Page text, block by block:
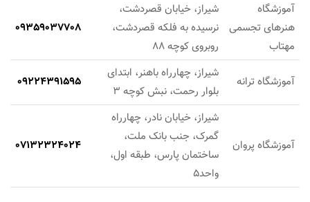
آموزشگاه
هنرهای تجسمی
مهتاب
شیراز، خیابان قصردشت،
نرسیده به فلکه قصردشت،
روبروی کوچه 88
09359037708
آموزشگاه ترانه
شیراز، چهارراه باهنر، ابتدای
بلوار رحمت، نبش کوچه 3
09224391595
آموزشگاه پروان
شیراز، خیابان نادر، چهارراه
گمرک، جنب بانک ملت،
ساختمان پارس، طبقه اول،
واحد5
07132324024